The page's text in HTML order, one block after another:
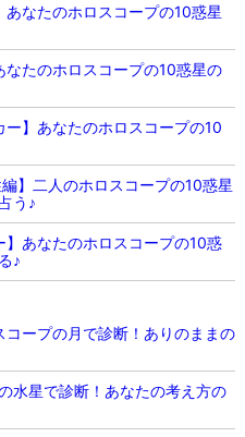
なたのホロスコープの10惑星
なたのホロスコープの10惑星の
】あなたのホロスコープの10
】二人のホロスコープの10惑星
う♪
】あなたのホロスコープの10惑
♪
コープの月で診断！ありのままの
水星で診断！あなたの考え方の